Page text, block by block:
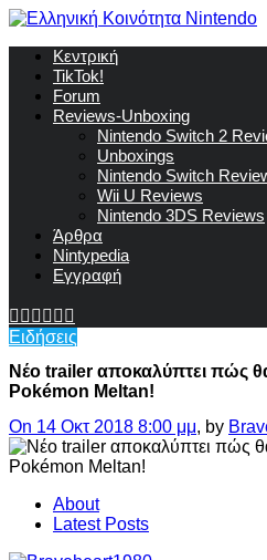
Κεντρική
TikTok!
Forum
Reviews-Unboxing
Nintendo Switch 2
Unboxings
Nintendo Switch
Wii U Reviews
Nintendo 3DS Reviews
Άρθρα
Nintypedia
Εγγραφή
Ειδήσεις
Νέo trailer αποκαλύπτει πώς
Pokémon Meltan!
On 14 Οκτ 2018 8:00 μμ, by
About
Latest Posts